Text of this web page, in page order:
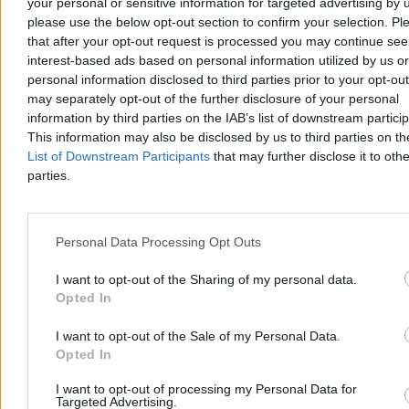
please use the below opt-out section to confirm your selection.
that after your opt-out request is processed you may continue
interest-based ads based on personal information utilized by us or
personal information disclosed to third parties prior to your opt-
may separately opt-out of the further disclosure of your personal
information by third parties on the IAB’s list of downstream
This information may also be disclosed by us to third parties on
List of Downstream Participants that may further disclose it to
parties.
Personal Data Processing Opt Outs
I want to opt-out of the Sharing of my personal data.
Opted In
I want to opt-out of the Sale of my Personal Data.
Opted In
I want to opt-out of processing my Personal Data for
Targeted Advertising.
Dzisiaj 18:11
18 min
Reklama
Reklama
Kraj